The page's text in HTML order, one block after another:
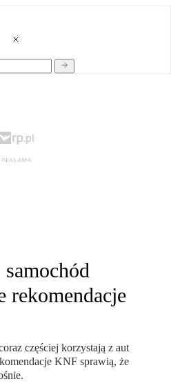
rekomendacje
częściej korzystają z aut
KNF sprawią, że